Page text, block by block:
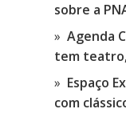
sobre a
Agenda
tem
Espaço
com